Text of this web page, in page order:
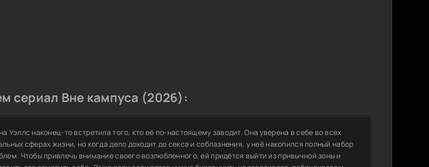
сериал Вне кампуса (2026):
Уэллс наконец-то встретила того, кто её по-настоящему заводит. Она уверена в себе во всех
сферах жизни, но когда дело доходит до секса и соблазнения, у неё накопился полный набор
Чтобы привлечь внимание своего возлюбленного, ей придётся выйти из привычной зоны и